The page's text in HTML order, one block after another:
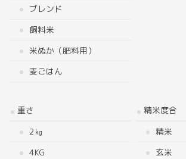
ブレンド
飼料米
米ぬか（肥料用）
麦ごはん
重さ
2㎏
4KG
精米度合
精米
玄米